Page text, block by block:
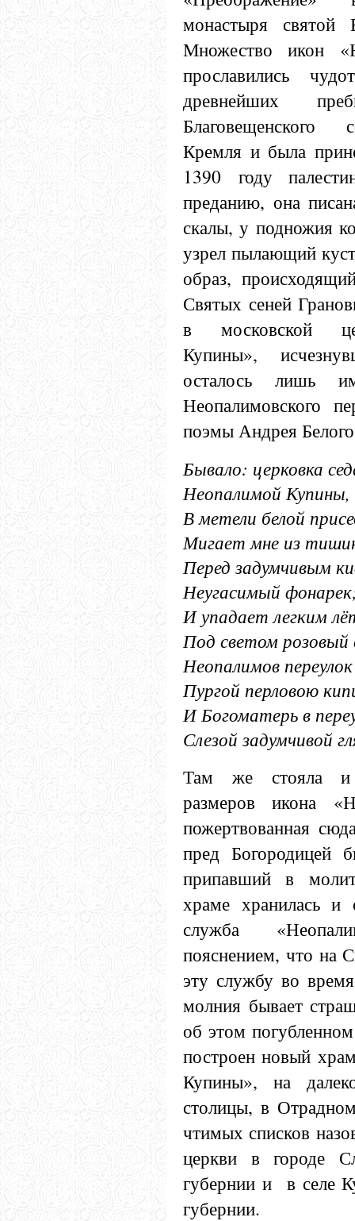
монастыря святой
Множество икон
прославились
древнейших
Благовещенского
Кремля и была
1390 году
преданию, она
скалы, у подножия
узрел пылающий
образ,
Святых сеней
в московской
Купины»,
осталось лишь
Неопалимовского
поэмы Андрея
Бывало: церковка
Неопалимой Купины,
В метели белой
Мигает мне из
Перед задумчивым
Неугасимый
И упадает легким
Под светом розовый
Неопалимов переулок
Пургой перловою
И Богоматерь в
Слезой задумчивой
Там же стояла и
размеров икона
пожертвованная
пред Богородицей
припавший в
храме хранилась и
служба
пояснением, что на
эту службу во
молния бывает
об этом
построен новый
Купины», на
столицы, в
чтимых списков
церкви в городе
губернии и в селе
губернии.